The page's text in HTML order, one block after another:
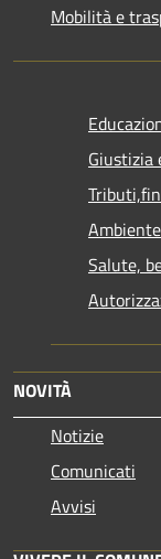
Mobilità e
Giustizia
Ambiente
Salute,
NOVITÀ
Notizie
Comunicati
Avvisi